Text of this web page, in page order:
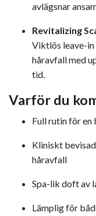
avlägsnar
Revitalizing
Viktlös leave-
håravfall med
tid.
Varför du
Full rutin för en
Kliniskt
håravfall
Spa-lik doft av
Lämplig för